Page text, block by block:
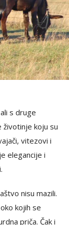
s druge
koju su
vitezovi i
elegancije i
nisu mazili.
kojih se
priča. Čak i